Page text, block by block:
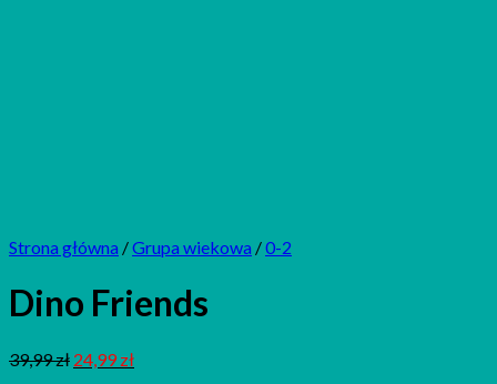
Strona główna /Grupa wiekowa /0-2
Dino Friends
39,99zł 24,99zł